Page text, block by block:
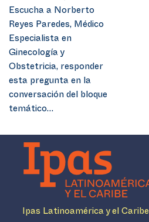
Escucha a Norberto
Reyes Paredes, Médico
Especialista en
Ginecología y
Obstetricia, responder
esta pregunta en la
conversación del bloque
temático…
Ipas Latinoamérica y el Caribe